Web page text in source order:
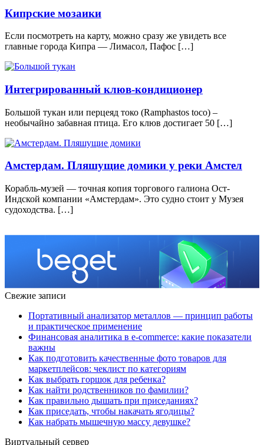
Кипрские мозаики
Если посмотреть на карту, можно сразу же увидеть все
главные города Кипра — Лимасол, Пафос […]
Интегрированный клюв-кондиционер
Большой тукан или перцеяд токо (Ramphastos toco) –
необычайно забавная птица. Его клюв достигает 50 […]
Амстердам. Пляшущие домики у реки Амстел
Корабль-музей — точная копия торгового галиона Ост-
Индской компании «Амстердам». Это судно стоит у Музея
судоходства. […]
Свежие записи
Портативный анализатор металлов — принцип работы
и практическое применение
Финансовая аналитика в e-commerce: какие показатели
важны
Как подготовить качественные фото товаров для
маркетплейсов: чеклист по категориям
Как выбрать горшок для ребенка?
Как найти родственников по фамилии?
Как правильно дышать при приседаниях?
Как приседать, чтобы накачать ягодицы?
Как набрать мышечную массу девушке?
Виртуальный сервер